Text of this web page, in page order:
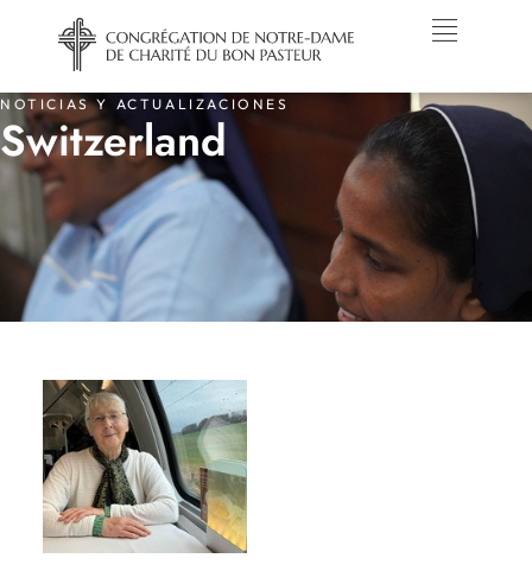
NOTICIAS Y ACTUALIZACIONES
Switzerland